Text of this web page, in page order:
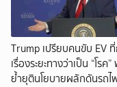
Trump เปรียบคนขับ EV
เรื่องระยะทางว่าเป็น “โรค
ย้ำยุตินโยบายผลักดันรถไ